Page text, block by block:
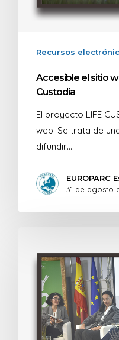
Recursos
Accesible el sitio
Custodia
El proyecto LIFE
web. Se trata de
difundir…
EUROPARC
31 de agosto